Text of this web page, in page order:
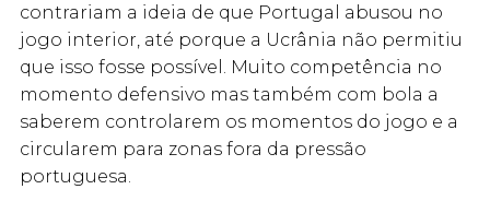
contrariam a ideia de que Portugal abusou no
jogo interior, até porque a Ucrânia não permitiu
que isso fosse possível. Muito competência no
momento defensivo mas também com bola a
saberem controlarem os momentos do jogo e a
circularem para zonas fora da pressão
portuguesa.